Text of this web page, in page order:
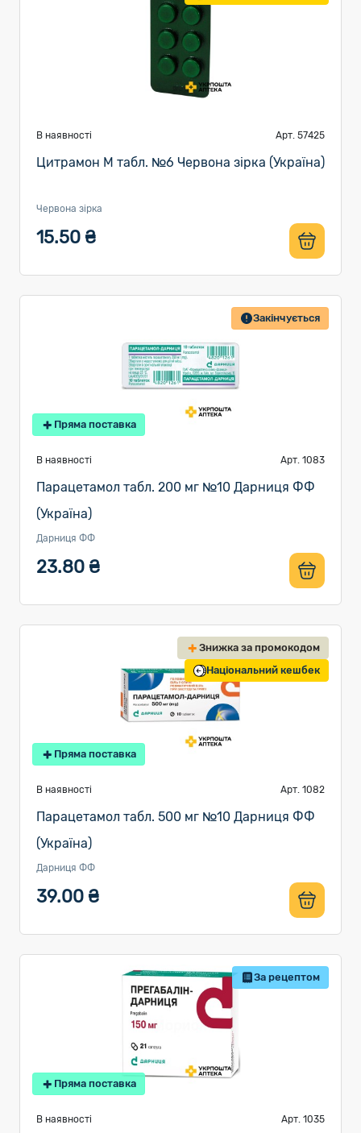
В наявності Арт. 57425
Цитрамон М табл. №6 Червона зірка (Україна)
Червона зірка
15.50 ₴
Закінчується
Пряма поставка
В наявності Арт. 1083
Парацетамол табл. 200 мг №10 Дарниця ФФ
(Україна)
Дарниця ФФ
23.80 ₴
Знижка за промокодом
Національний кешбек
Пряма поставка
В наявності Арт. 1082
Парацетамол табл. 500 мг №10 Дарниця ФФ
(Україна)
Дарниця ФФ
39.00 ₴
За рецептом
Пряма поставка
В наявності Арт. 1035